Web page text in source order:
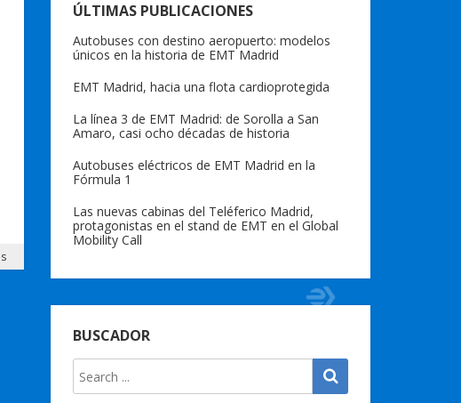
ÚLTIMAS PUBLICACIONES
Autobuses con destino aeropuerto: modelos
únicos en la historia de EMT Madrid
EMT Madrid, hacia una flota cardioprotegida
La línea 3 de EMT Madrid: de Sorolla a San
Amaro, casi ocho décadas de historia
Autobuses eléctricos de EMT Madrid en la
Fórmula 1
Las nuevas cabinas del Teléferico Madrid,
protagonistas en el stand de EMT en el Global
Mobility Call
BUSCADOR